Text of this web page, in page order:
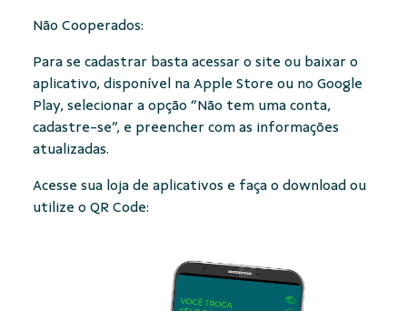
Não Cooperados:
Para se cadastrar basta acessar o site ou baixar o
aplicativo, disponível na Apple Store ou no Google
Play, selecionar a opção “Não tem uma conta,
cadastre-se”, e preencher com as informações
atualizadas.
Acesse sua loja de aplicativos e faça o download ou
utilize o QR Code: